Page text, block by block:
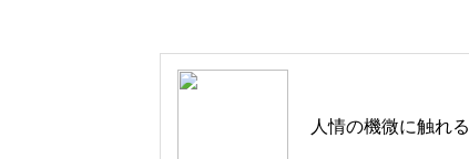
人情の機微に触れる